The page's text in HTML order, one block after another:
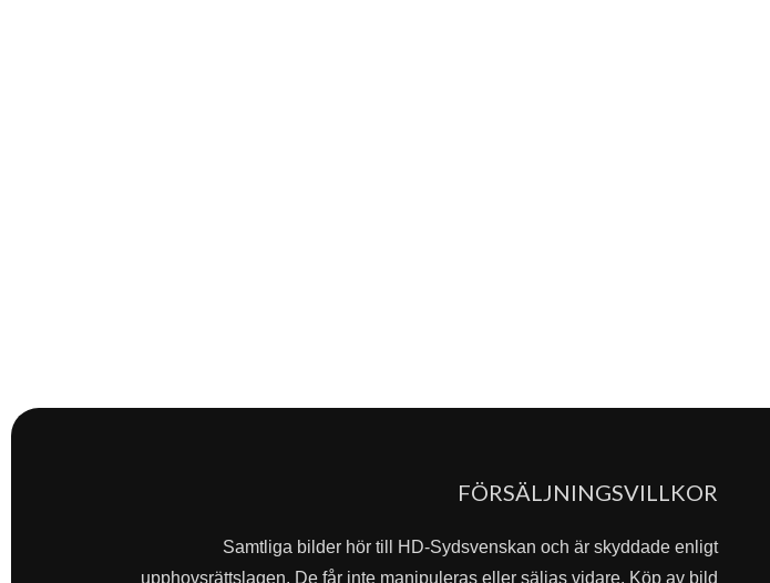
FÖRSÄLJNINGSVILLKOR
Samtliga bilder hör till HD-Sydsvenskan och är skyddade enligt
upphovsrättslagen. De får inte manipuleras eller säljas vidare. Köp av bild